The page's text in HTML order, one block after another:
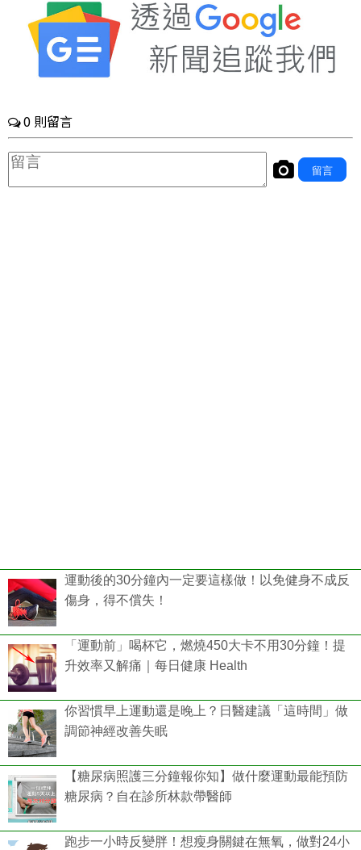
運動後的30分鐘內一定要這樣做！以免健身不成反
傷身，得不償失！
「運動前」喝杯它，燃燒450大卡不用30分鐘！提
升效率又解痛｜每日健康 Health
你習慣早上運動還是晚上？日醫建議「這時間」做
調節神經改善失眠
【糖尿病照護三分鐘報你知】做什麼運動最能預防
糖尿病？自在診所林款帶醫師
跑步一小時反變胖！想瘦身關鍵在無氧，做對24小